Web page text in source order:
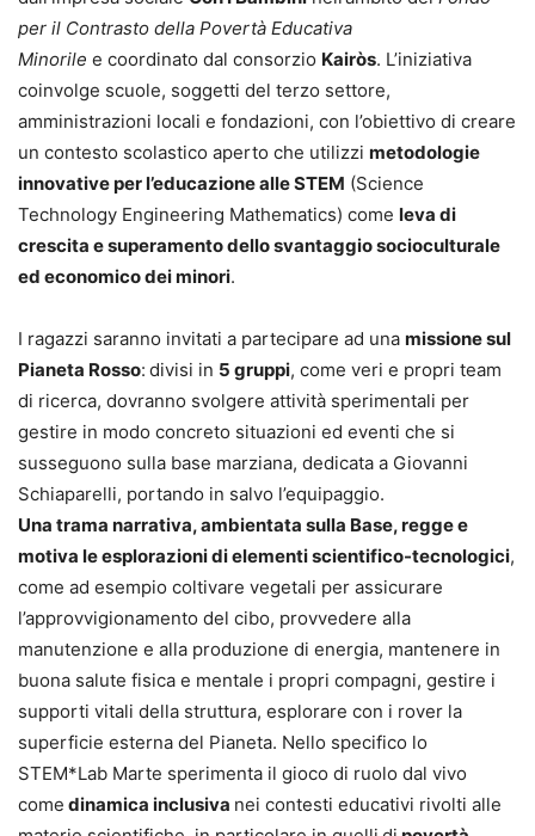
per il Contrasto della Povertà Educativa
Minorile e coordinato dal consorzio Kairòs. L’iniziativa
coinvolge scuole, soggetti del terzo settore,
amministrazioni locali e fondazioni, con l’obiettivo di creare
un contesto scolastico aperto che utilizzi metodologie
innovative per l’educazione alle STEM (Science
Technology Engineering Mathematics) come leva di
crescita e superamento dello svantaggio socioculturale
ed economico dei minori.
I ragazzi saranno invitati a partecipare ad una missione sul
Pianeta Rosso: divisi in 5 gruppi, come veri e propri team
di ricerca, dovranno svolgere attività sperimentali per
gestire in modo concreto situazioni ed eventi che si
susseguono sulla base marziana, dedicata a Giovanni
Schiaparelli, portando in salvo l’equipaggio.
Una trama narrativa, ambientata sulla Base, regge e
motiva le esplorazioni di elementi scientifico-tecnologici,
come ad esempio coltivare vegetali per assicurare
l’approvvigionamento del cibo, provvedere alla
manutenzione e alla produzione di energia, mantenere in
buona salute fisica e mentale i propri compagni, gestire i
supporti vitali della struttura, esplorare con i rover la
superficie esterna del Pianeta. Nello specifico lo
STEM*Lab Marte sperimenta il gioco di ruolo dal vivo
come dinamica inclusiva nei contesti educativi rivolti alle